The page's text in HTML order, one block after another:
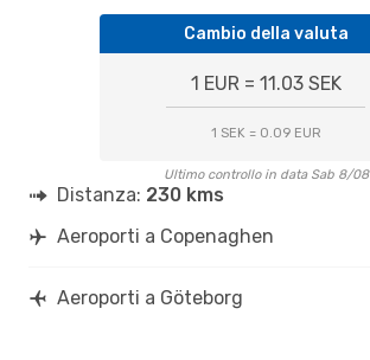
Cambio della valuta
1 EUR = 11.03 SEK
1 SEK = 0.09 EUR
Ultimo controllo in data Sab 8/08
Distanza: 230 kms
Aeroporti a Copenaghen
Aeroporti a Göteborg